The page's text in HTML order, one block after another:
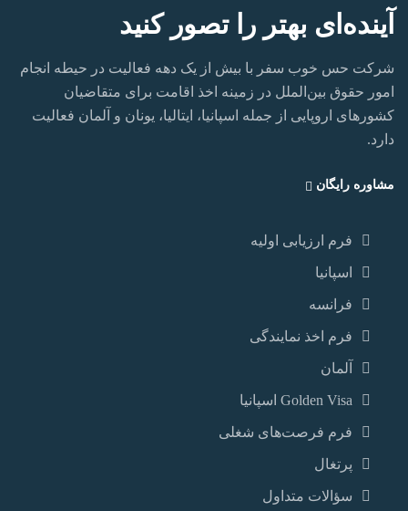
آینده‌ای بهتر را تصور کنید
شرکت حس خوب سفر با بیش از یک دهه فعالیت در حیطه انجام
امور حقوق بین‌الملل در زمینه اخذ اقامت برای متقاضیان
کشورهای اروپایی از جمله اسپانیا، ایتالیا، یونان و آلمان فعالیت
دارد.‏
مشاوره رایگان
فرم ارزیابی اولیه
اسپانیا
فرانسه
فرم اخذ نمایندگی
آلمان
Golden Visa اسپانيا
فرم فرصت‌های شغلی
پرتغال
سؤالات متداول